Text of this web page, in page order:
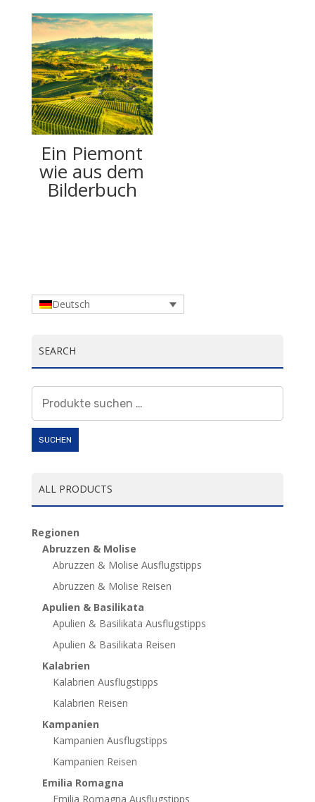
Ein Piemont
wie aus dem
Bilderbuch
Deutsch
SEARCH
nach:
SUCHEN
ALL PRODUCTS
Regionen
Abruzzen & Molise
Abruzzen & Molise Ausflugstipps
Abruzzen & Molise Reisen
Apulien & Basilikata
Apulien & Basilikata Ausflugstipps
Apulien & Basilikata Reisen
Kalabrien
Kalabrien Ausflugstipps
Kalabrien Reisen
Kampanien
Kampanien Ausflugstipps
Kampanien Reisen
Emilia Romagna
Emilia Romagna Ausflugstipps